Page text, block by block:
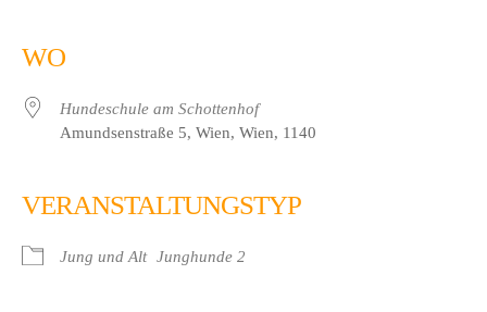
WO
Hundeschule am Schottenhof
Amundsenstraße 5, Wien, Wien, 1140
VERANSTALTUNGSTYP
Jung und Alt Junghunde 2